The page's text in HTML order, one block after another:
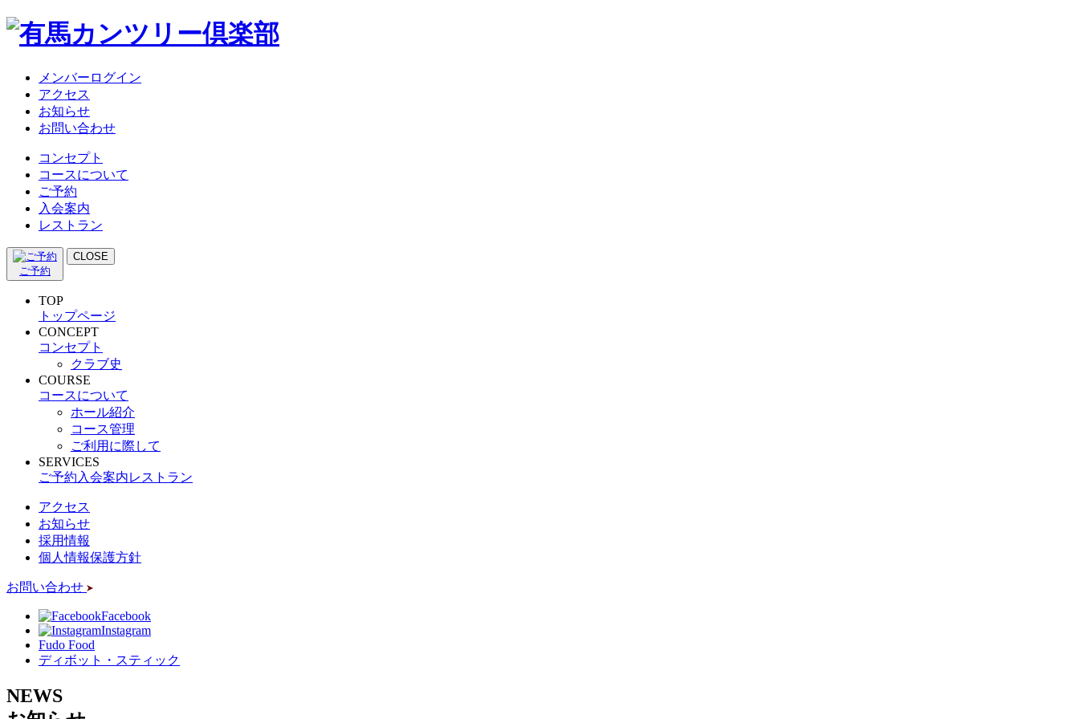
メンバーログイン
アクセス
お知らせ
お問い合わせ
コンセプト
コースについて
ご予約
入会案内
レストラン
ご予約
CLOSE
TOP
トップページ
CONCEPT
コンセプト
クラブ史
COURSE
コースについて
ホール紹介
コース管理
ご利用に際して
SERVICES
ご予約 入会案内レストラン
アクセス
お知らせ
採用情報
個人情報保護方針
お問い合わせ
Facebook
Instagram
Fudo Food
ディボット・スティック
NEWS